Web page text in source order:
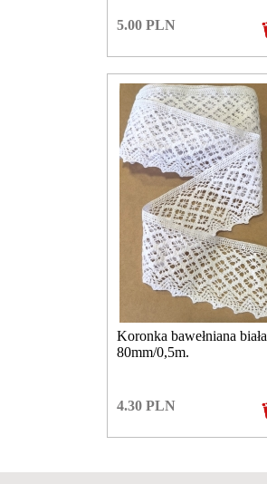
5.00 PLN
Koronka bawełniana biała
80mm/0,5m.
4.30 PLN